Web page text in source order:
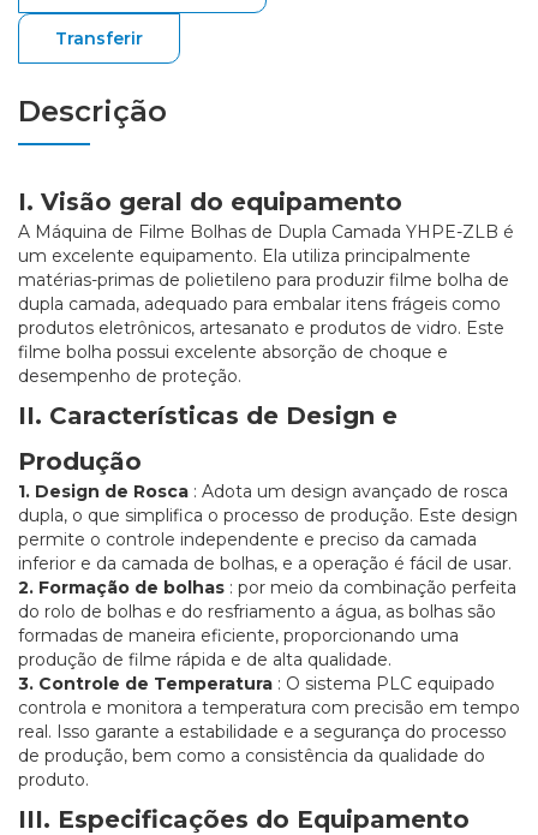
Transferir
Descrição
I. Visão geral do equipamento
A Máquina de Filme Bolhas de Dupla Camada YHPE-ZLB é
um excelente equipamento. Ela utiliza principalmente
matérias-primas de polietileno para produzir filme bolha de
dupla camada, adequado para embalar itens frágeis como
produtos eletrônicos, artesanato e produtos de vidro. Este
filme bolha possui excelente absorção de choque e
desempenho de proteção.
II. Características de Design e
Produção
1. Design de Rosca : Adota um design avançado de rosca
dupla, o que simplifica o processo de produção. Este design
permite o controle independente e preciso da camada
inferior e da camada de bolhas, e a operação é fácil de usar.
2. Formação de bolhas : por meio da combinação perfeita
do rolo de bolhas e do resfriamento a água, as bolhas são
formadas de maneira eficiente, proporcionando uma
produção de filme rápida e de alta qualidade.
3. Controle de Temperatura : O sistema PLC equipado
controla e monitora a temperatura com precisão em tempo
real. Isso garante a estabilidade e a segurança do processo
de produção, bem como a consistência da qualidade do
produto.
III. Especificações do Equipamento